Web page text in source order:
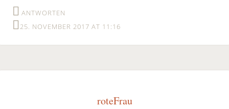
ANTWORTEN
25. NOVEMBER 2017 AT 11:16
roteFrau